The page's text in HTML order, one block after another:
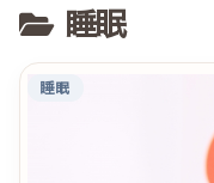
睡眠
睡眠